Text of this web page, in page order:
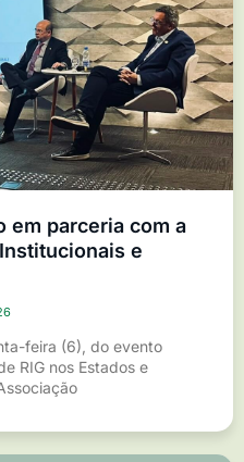
em parceria com a
e
feira (6), do evento
RIG nos Estados e